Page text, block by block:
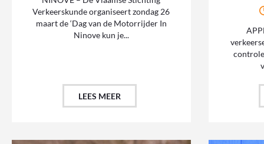
Verkeerskunde organiseert zondag 26
maart de ‘Dag van de Motorrijder In
Ninove kun je...
LEES MEER